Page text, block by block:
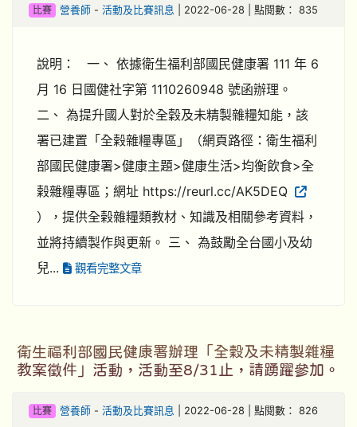
比賽 營養師 - 活動及比賽訊息 | 2022-06-28 | 點閱數： 835
說明： 一、 依據衛生福利部國民健康署 111 年 6
月 16 日國健社字第 1110260948 號函辦理。
二、 為提升國人對於全穀及未精製雜糧知能，該
署已建置「全榖雜糧專區」（網頁路徑：衛生福利
部國民健康署>健康主題>健康生活>均衡飲食>全
榖雜糧專區；網址 https://reurl.cc/AK5DEQ
），提供全榖雜糧類教材、知識及相關參考資料，
並將持續製作與更新。 三、 為鼓勵全台國小及幼
兒...
觀看完整文章
衛生福利部國民健康署辦理「全穀及未精製雜糧
教案徵件」活動，活動至8/31止，請踴躍參加。
比賽 營養師 - 活動及比賽訊息 | 2022-06-28 | 點閱數： 826